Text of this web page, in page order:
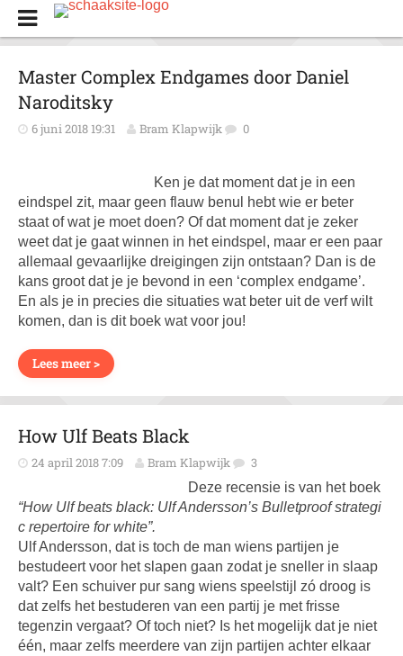
Master Complex Endgames door Daniel
Naroditsky
6 juni 2018 19:31 Bram Klapwijk 0
Ken je dat moment dat je in een
eindspel zit, maar geen flauw benul hebt wie er beter
staat of wat je moet doen? Of dat moment dat je zeker
weet dat je gaat winnen in het eindspel, maar er een paar
allemaal gevaarlijke dreigingen zijn ontstaan? Dan is de
kans groot dat je je bevond in een ‘complex endgame’.
En als je in precies die situaties wat beter uit de verf wilt
komen, dan is dit boek wat voor jou!
Lees meer >
How Ulf Beats Black
24 april 2018 7:09 Bram Klapwijk 3
Deze recensie is van het boek
“How Ulf beats black: Ulf Andersson’s Bulletproof strategi
c repertoire for white”.
Ulf Andersson, dat is toch de man wiens partijen je
bestudeert voor het slapen gaan zodat je sneller in slaap
valt? Een schuiver pur sang wiens speelstijl zó droog is
dat zelfs het bestuderen van een partij je met frisse
tegenzin vergaat? Of toch niet? Is het mogelijk dat je niet
één, maar zelfs meerdere van zijn partijen achter elkaar